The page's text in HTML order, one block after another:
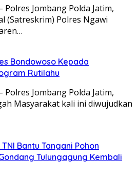
Jombang Polda Jatim,
(Satreskrim) Polres Ngawi
Bondowoso Kepada
Rutilahu
Jombang Polda Jatim,
Masyarakat kali ini diwujudkan
Bantu Tangani Pohon
Tulungagung Kembali